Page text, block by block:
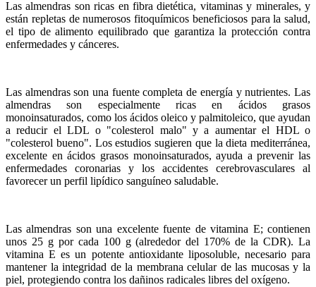
Las almendras son ricas en fibra dietética, vitaminas y minerales, y
están repletas de numerosos fitoquímicos beneficiosos para la salud,
el tipo de alimento equilibrado que garantiza la protección contra
enfermedades y cánceres.
Las almendras son una fuente completa de energía y nutrientes. Las
almendras son especialmente ricas en ácidos grasos
monoinsaturados, como los ácidos oleico y palmitoleico, que ayudan
a reducir el LDL o "colesterol malo" y a aumentar el HDL o
"colesterol bueno". Los estudios sugieren que la dieta mediterránea,
excelente en ácidos grasos monoinsaturados, ayuda a prevenir las
enfermedades coronarias y los accidentes cerebrovasculares al
favorecer un perfil lipídico sanguíneo saludable.
Las almendras son una excelente fuente de vitamina E; contienen
unos 25 g por cada 100 g (alrededor del 170% de la CDR). La
vitamina E es un potente antioxidante liposoluble, necesario para
mantener la integridad de la membrana celular de las mucosas y la
piel, protegiendo contra los dañinos radicales libres del oxígeno.